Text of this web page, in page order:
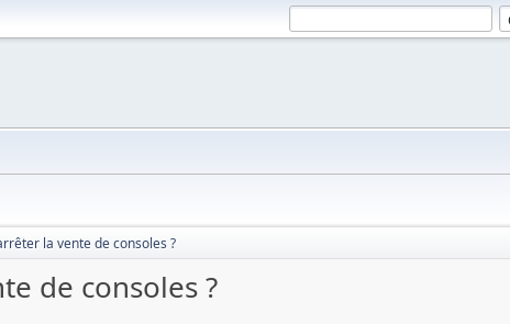
la vente de consoles ?
de consoles ?